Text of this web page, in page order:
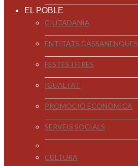
EL POBLE
CIUTADANIA
ENTITATS CASSANENQUES
FESTES I FIRES
IGUALTAT
PROMOCIÓ ECONÒMICA
SERVEIS SOCIALS
CULTURA